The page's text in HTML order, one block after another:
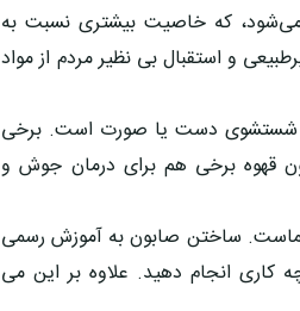
که خاصیت بیشتری نسبت به
و استقبال بی نظیر مردم از مواد
شستشوی دست یا صورت است. برخی
قهوه برخی هم برای درمان جوش و
ساختن صابون به آموزش رسمی
کاری انجام دهید. علاوه بر این می